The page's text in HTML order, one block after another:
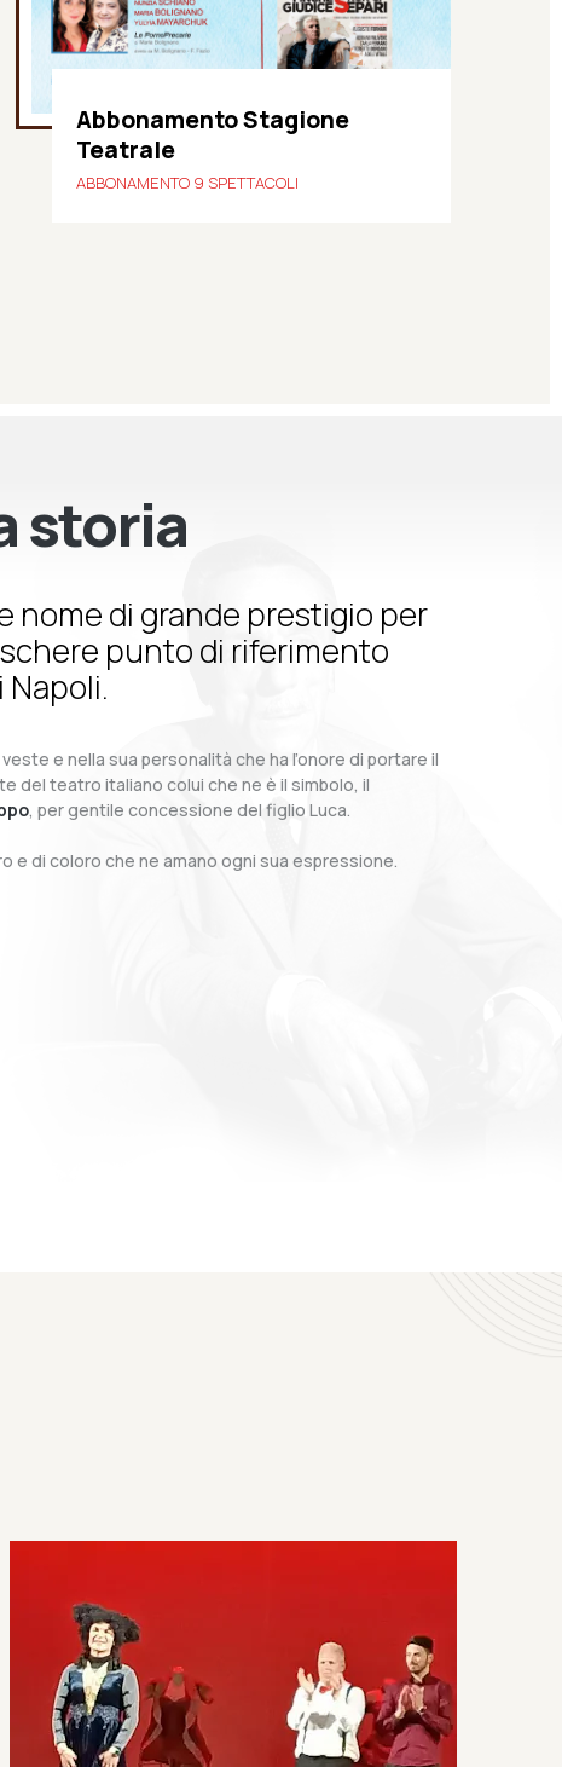
Abbonamento Stagione
Teatrale
ABBONAMENTO 9 SPETTACOLI
storia
nome di grande prestigio per
punto di riferimento
e nella sua personalità che ha l’onore di portare il
del teatro italiano colui che ne è il simbolo, il
, per gentile concessione del figlio Luca.
e di coloro che ne amano ogni sua espressione.